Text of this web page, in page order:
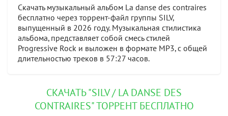
Скачать музыкальный альбом La danse des contraires
бесплатно через торрент-файл группы SILV,
выпущенный в 2026 году. Музыкальная стилистика
альбома, представляет собой смесь стилей
Progressive Rock и выложен в формате MP3, с общей
длительностью треков в 57:27 часов.
СКАЧАТЬ "SILV / LA DANSE DES
CONTRAIRES" ТОРРЕНТ БЕСПЛАТНО